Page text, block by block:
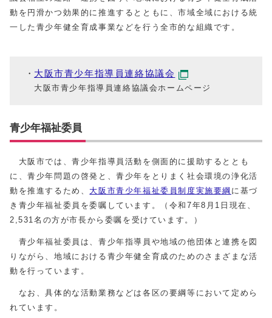
動を円滑かつ効果的に推進するとともに、市域全域における統
一した青少年健全育成事業などを行う全市的な組織です。
大阪市青少年指導員連絡協議会
大阪市青少年指導員連絡協議会ホームページ
青少年福祉委員
大阪市では、青少年指導員活動を側面的に援助するととも
に、青少年問題の啓発と、青少年をとりまく社会環境の浄化活
動を推進するため、 大阪市青少年福祉委員制度実施要綱 に基づ
き青少年福祉委員を委嘱しています。（令和7年8月1日現在、
2,531名の方が市長から委嘱を受けています。）
青少年福祉委員は、青少年指導員や地域の他団体と連携を図
りながら、地域における青少年健全育成のためのさまざまな活
動を行っています。
なお、具体的な活動業務などは各区の要綱等において定めら
れています。